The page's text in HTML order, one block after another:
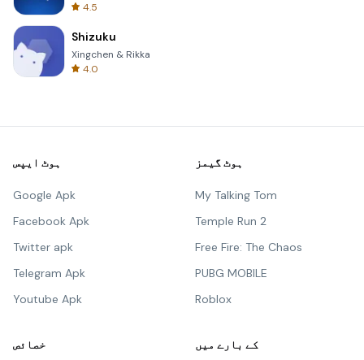
4.5
Shizuku
Xingchen & Rikka
4.0
ہوٹ ایپس
Google Apk
Facebook Apk
Twitter apk
Telegram Apk
Youtube Apk
ہوٹ گیمز
My Talking Tom
Temple Run 2
Free Fire: The Chaos
PUBG MOBILE
Roblox
خصائص کے بارے میں